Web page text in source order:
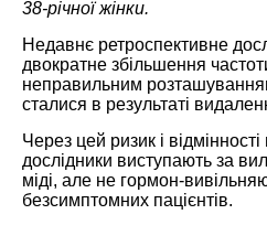
38-річної жінки.
Недавнє ретроспективне
двократне збільшення
неправильним
сталися в результаті
Через цей ризик і
дослідники виступають за
міді, але не гормон-
безсимптомних пацієнтів.